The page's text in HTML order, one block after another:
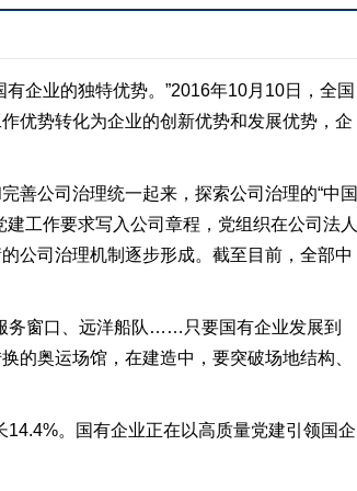
有企业的独特优势。”2016年10月10日，全国
优势转化为企业的创新优势和发展优势，企
善公司治理统一起来，探索公司治理的“中国
工作要求写入公司章程，党组织在公司法人
公司治理机制逐步形成。截至目前，全部中
务窗口、远洋船队……只要国有企业发展到
的奥运场馆，在建造中，要突破场地结构、
。国有企业正在以高质量党建引领国企